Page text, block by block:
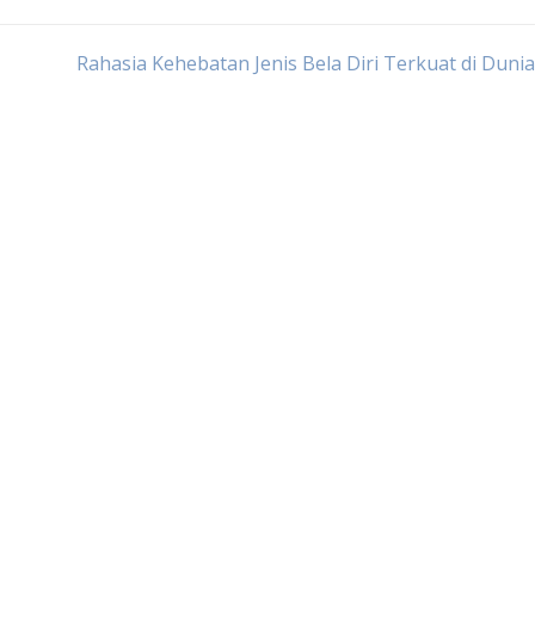
Rahasia Kehebatan Jenis Bela Diri Terkuat di Dunia